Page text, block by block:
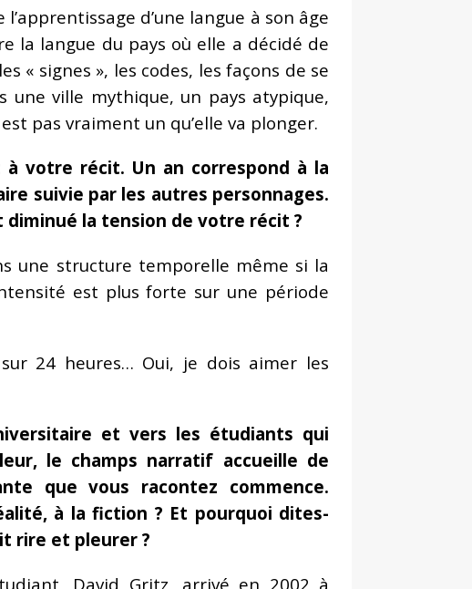
d’une langue à son âge
la langue du pays où elle a décidé de
« signes », les codes, les façons de se
une ville mythique, un pays atypique,
pas vraiment un qu’elle va plonger.
votre récit. Un an correspond à la
suivie par les autres personnages.
diminué la tension de votre récit ?
une structure temporelle même si la
est plus forte sur une période
24 heures… Oui, je dois aimer les
et vers les étudiants qui
le champs narratif accueille de
que vous racontez commence.
à la fiction ? Et pourquoi dites-
rire et pleurer ?
David Gritz, arrivé en 2002 à